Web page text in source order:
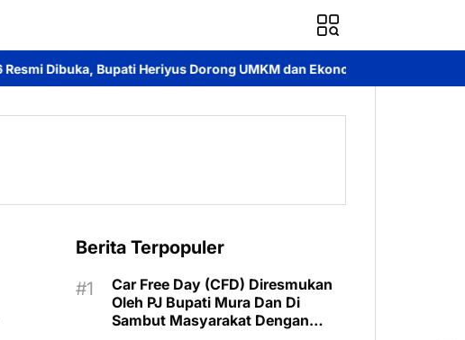
Heriyus Dorong UMKM dan Ekonomi Lokal Jayadie Y. Dadi Ajak
Berita Terpopuler
Car Free Day (CFD) Diresmukan
Oleh PJ Bupati Mura Dan Di
Sambut Masyarakat Dengan